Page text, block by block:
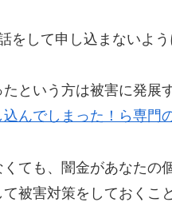
をして申し込まないよう
という方は被害に発展
んでしまった！ら専門
くても、闇金があなた
被害対策をしておくこ